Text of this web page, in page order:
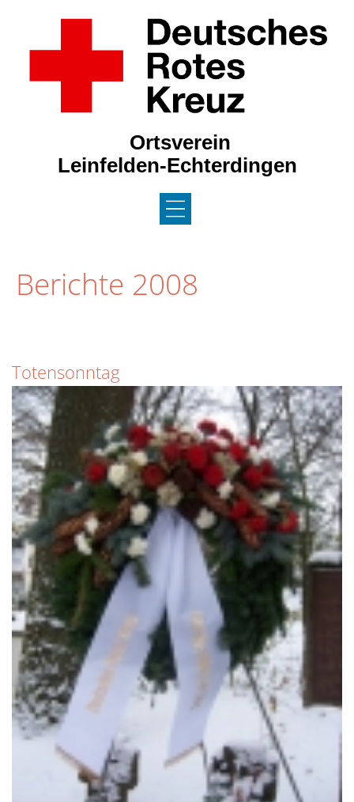
Ortsverein
Leinfelden-Echterdingen
AKTUELLES
ARCHIV
NEWS 2024
NEWS 2023
NEWS 2022
NEWS 2021
NEWS 2020
NEWS 2019
NEWS 2018
NEWS 2017
NEWS 2016
NEWS 2015
NEWS 2014
Berichte 2008
Totensonntag